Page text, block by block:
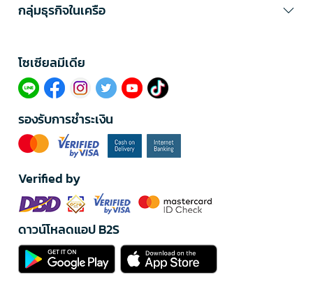
กลุ่มธุรกิจในเครือ
โซเซียลมีเดีย​
รองรับการชำระเงิน
Verified by
ดาวน์โหลดแอป B2S